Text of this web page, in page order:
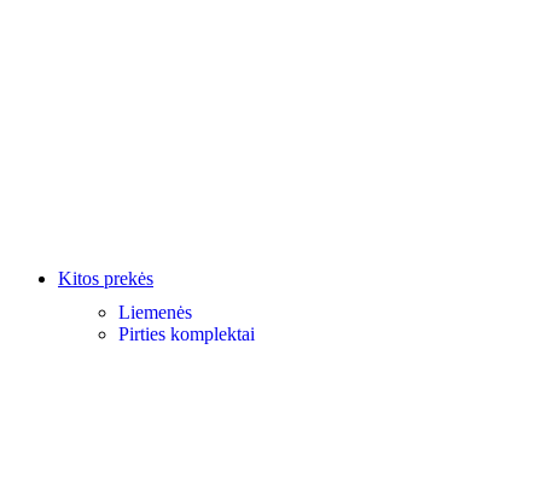
Kitos prekės
Liemenės
Pirties komplektai